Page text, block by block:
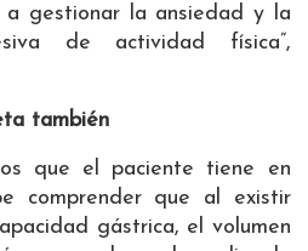
a gestionar la ansiedad y la
de actividad física”,
también
que el paciente tiene en
comprender que al existir
gástrica, el volumen